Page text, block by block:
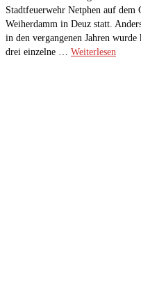
Stadtfeuerwehr Netphen auf dem
Weiherdamm in Deuz statt.
in den vergangenen Jahren
drei einzelne … Weiterlesen